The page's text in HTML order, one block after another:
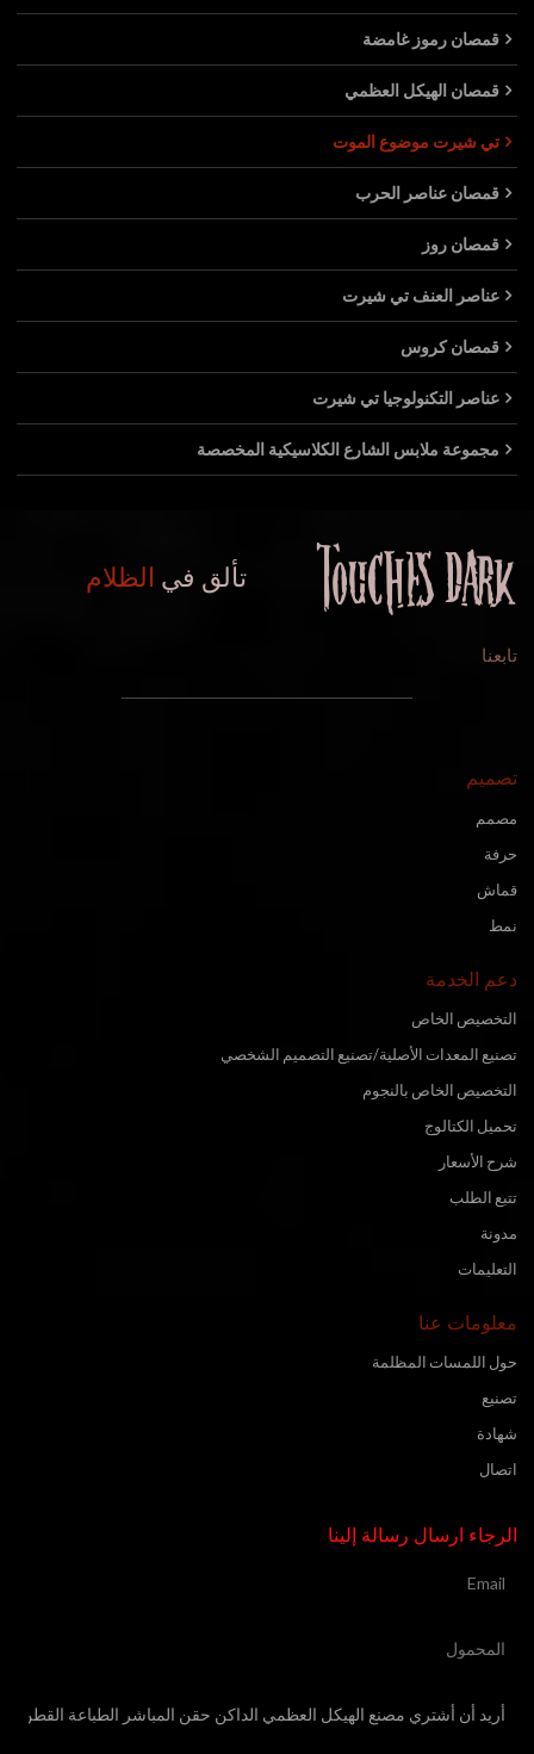
قمصان رموز غامضة
قمصان الهيكل العظمي
تي شيرت موضوع الموت
قمصان عناصر الحرب
قمصان روز
عناصر العنف تي شيرت
قمصان كروس
عناصر التكنولوجيا تي شيرت
مجموعة ملابس الشارع الكلاسيكية المخصصة
تألق في الظلام
تابعنا
تصميم
مصمم
حرفة
قماش
نمط
دعم الخدمة
التخصيص الخاص
تصنيع المعدات الأصلية/تصنيع التصميم الشخصي
التخصيص الخاص بالنجوم
تحميل الكتالوج
شرح الأسعار
تتبع الطلب
مدونة
التعليمات
معلومات عنا
حول اللمسات المظلمة
تصنيع
شهادة
اتصال
الرجاء ارسال رسالة إلينا